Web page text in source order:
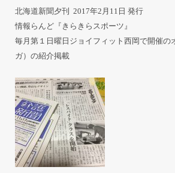
北海道新聞夕刊 2017年2月11日 発行
情報らんど『きらきらスポーツ』
毎月第１日曜日ジョイフィット西岡で開催の
ガ）の紹介掲載